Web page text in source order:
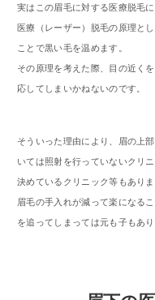
実はこの眉毛に対する医療脱毛
医療（レーザー）脱毛の原理と
ことで黒い毛を温めます。
その原理を考えた際、目の近く
応してしまいかねないのです。
そういった理由により、眉の上
いては照射を行っていないクリ
決めているクリニック等もありま
眉毛の手入れが減って楽になる
を追ってしまっては元も子もあり